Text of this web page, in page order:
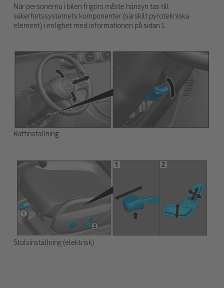
När personerna i bilen frigörs måste hänsyn tas till
säkerhetssystemets komponenter (särskilt pyrotekniska
element) i enlighet med informationen på sidan 1.
Rattinställning
Stolsinställning (elektrisk)